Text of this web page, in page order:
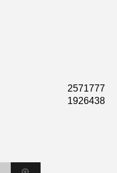
2571777
1926438